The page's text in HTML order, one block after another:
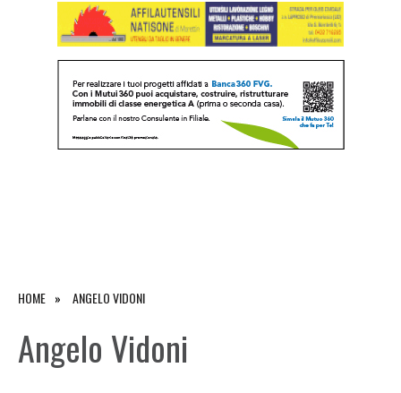
HOME ANGELO VIDONI
Angelo Vidoni